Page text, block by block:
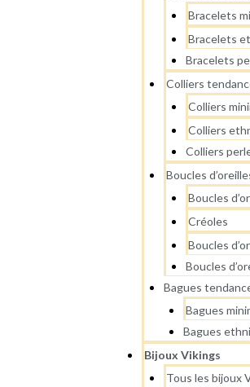
Bracelets
Bracelets
Bracelets
Colliers
Colliers
Colliers
Colliers
Boucles
Boucles
Créoles
Boucles
Boucles
Bagues
Bagues
Bagues
Bijoux Vikings
Tous les bijoux